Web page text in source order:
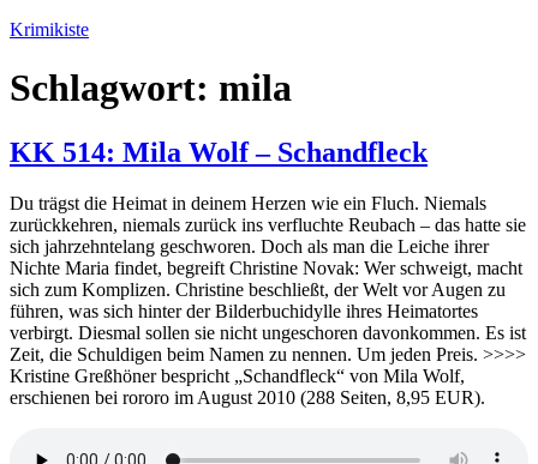
Zum
springen
Krimikiste
Schlagwort: mila
KK 514: Mila Wolf – Schandfleck
Du trägst die Heimat in deinem Herzen wie ein Fluch. Niemals
zurückkehren, niemals zurück ins verfluchte Reubach – das hatte sie
sich jahrzehntelang geschworen. Doch als man die Leiche ihrer
Nichte Maria findet, begreift Christine Novak: Wer schweigt, macht
sich zum Komplizen. Christine beschließt, der Welt vor Augen zu
führen, was sich hinter der Bilderbuchidylle ihres Heimatortes
verbirgt. Diesmal sollen sie nicht ungeschoren davonkommen. Es ist
Zeit, die Schuldigen beim Namen zu nennen. Um jeden Preis. >>>>
Kristine Greßhöner bespricht „Schandfleck“ von Mila Wolf,
erschienen bei rororo im August 2010 (288 Seiten, 8,95 EUR).